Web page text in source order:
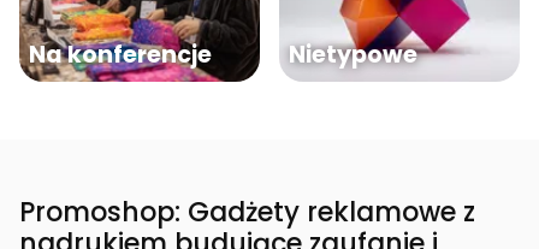
Na konferencje Nietypowe
Promoshop: Gadżety reklamowe z